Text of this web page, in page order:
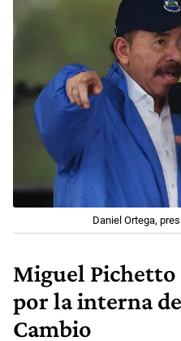
Daniel Ortega,
Miguel Pichetto
por la interna
Cambio